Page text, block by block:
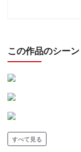
この作品のシーン
すべて見る